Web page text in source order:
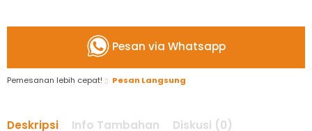
Pesan via Whatsapp
Pemesanan lebih cepat! Pesan Langsung
Deskripsi Info Tambahan Diskusi (0)